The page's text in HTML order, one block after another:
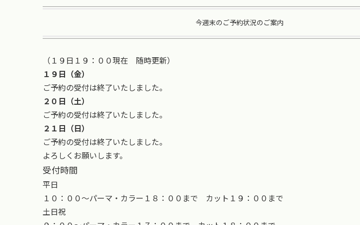
今週末のご予約状況のご案内
（１９日１９：００現在 随時更新）
１９日（金）
ご予約の受付は終了いたしました。
２０日（土）
ご予約の受付は終了いたしました。
２１日（日）
ご予約の受付は終了いたしました。
よろしくお願いします。
受付時間
平日
１０：００～パーマ・カラー１８：００まで カット１９：００まで
土日祝